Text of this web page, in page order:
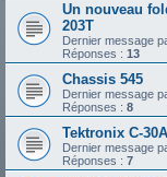
Un nouveau
203T
Dernier message
Réponses : 13
Chassis 545
Dernier message
Réponses : 8
Tektronix C-
Dernier message
Réponses : 7